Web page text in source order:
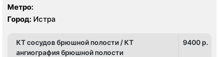
Метро:
Город: Истра
КТ сосудов брюшной полости / КТ
ангиография брюшной полости
9400 p.